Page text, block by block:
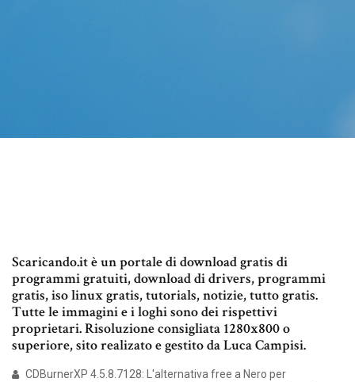
Scaricando.it è un portale di download gratis di
programmi gratuiti, download di drivers, programmi
gratis, iso linux gratis, tutorials, notizie, tutto gratis.
Tutte le immagini e i loghi sono dei rispettivi
proprietari. Risoluzione consigliata 1280x800 o
superiore, sito realizato e gestito da Luca Campisi.
CDBurnerXP 4.5.8.7128: L'alternativa free a Nero per